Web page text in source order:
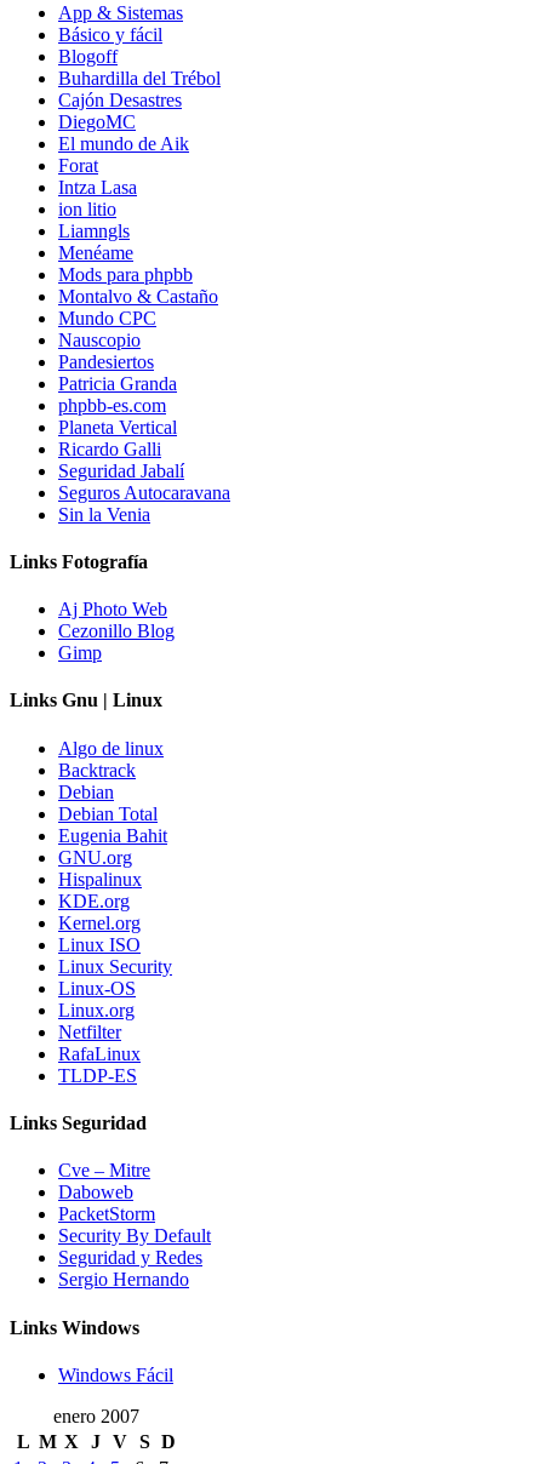
App & Sistemas
Básico y fácil
Blogoff
Buhardilla del Trébol
Cajón Desastres
DiegoMC
El mundo de Aik
Forat
Intza Lasa
ion litio
Liamngls
Menéame
Mods para phpbb
Montalvo & Castaño
Mundo CPC
Nauscopio
Pandesiertos
Patricia Granda
phpbb-es.com
Planeta Vertical
Ricardo Galli
Seguridad Jabalí
Seguros Autocaravana
Sin la Venia
Links Fotografía
Aj Photo Web
Cezonillo Blog
Gimp
Links Gnu | Linux
Algo de linux
Backtrack
Debian
Debian Total
Eugenia Bahit
GNU.org
Hispalinux
KDE.org
Kernel.org
Linux ISO
Linux Security
Linux-OS
Linux.org
Netfilter
RafaLinux
TLDP-ES
Links Seguridad
Cve – Mitre
Daboweb
PacketStorm
Security By Default
Seguridad y Redes
Sergio Hernando
Links Windows
Windows Fácil
enero 2007
L M X J V S D